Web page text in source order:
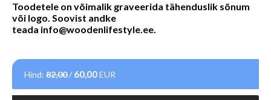
Toodetele on võimalik graveerida tähenduslik sõnum
või logo. Soovist andke
teada info@woodenlifestyle.ee.
Hind: 82,00/ 60,00EUR